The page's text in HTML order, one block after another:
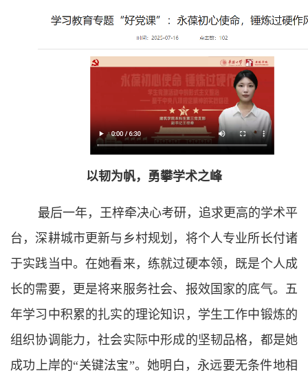
以韧为帆，勇攀学术之峰
最后一年，王梓牵决心考研，追求更高的学术平
台，深耕城市更新与乡村规划，将个人专业所长付诸
于实践当中。在她看来，练就过硬本领，既是个人成
长的需要，更是将来服务社会、报效国家的底气。五
年学习中积累的扎实的理论知识，学生工作中锻炼的
组织协调能力，社会实际中形成的坚韧品格，都是她
成功上岸的“关键法宝”。她明白，永远要无条件地相